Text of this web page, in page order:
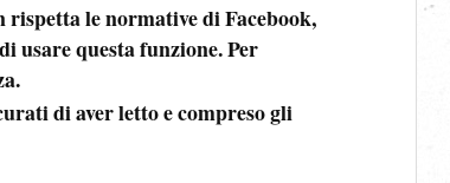
le normative di Facebook,
usare questa funzione. Per
di aver letto e compreso gli